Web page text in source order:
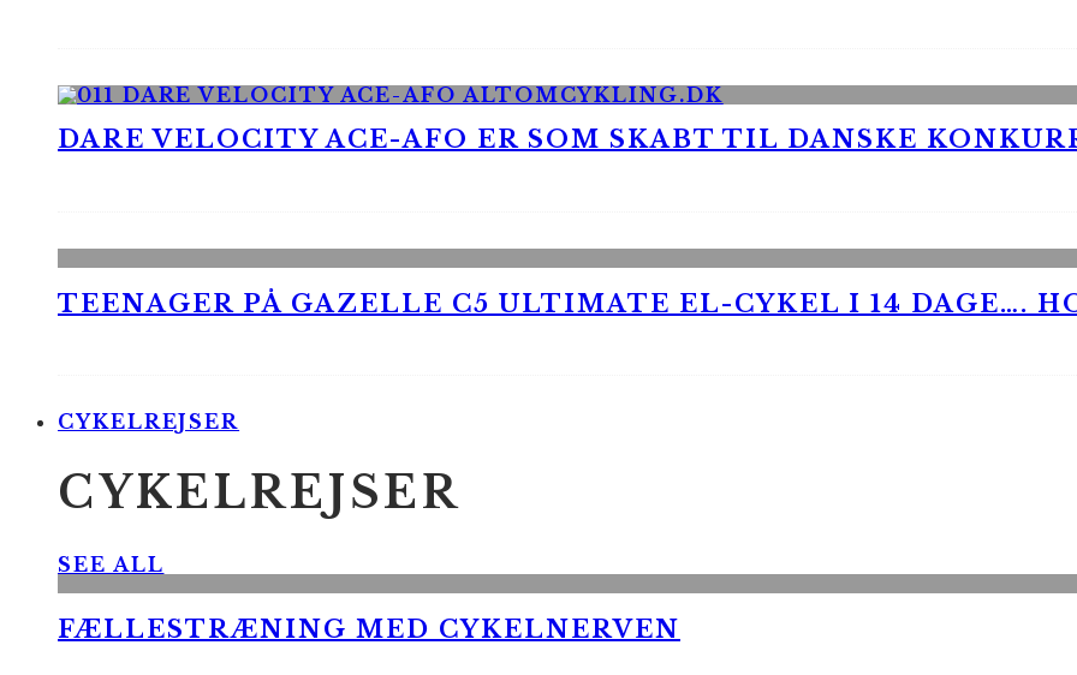
DARE VELOCITY ACE-AFO ER SOM SKABT TIL DANSKE
TEENAGER PÅ GAZELLE C5 ULTIMATE EL-CYKEL I 14 DAGE….
CYKELREJSER
CYKELREJSER
SEE ALL
FÆLLESTRÆNING MED CYKELNERVEN